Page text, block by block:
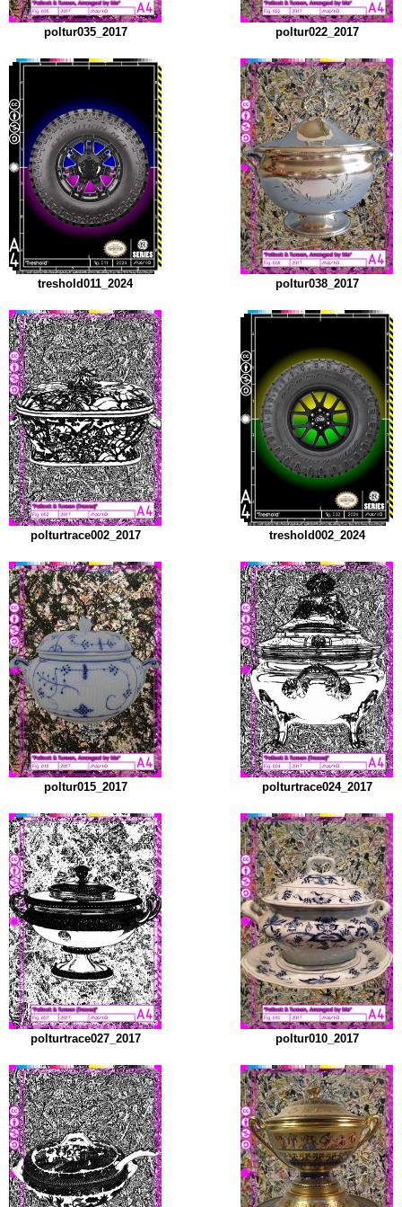
poltur035_2017 poltur022_2017
treshold011_2024 poltur038_2017
polturtrace002_2017 treshold002_2024
poltur015_2017 polturtrace024_2017
polturtrace027_2017 poltur010_2017